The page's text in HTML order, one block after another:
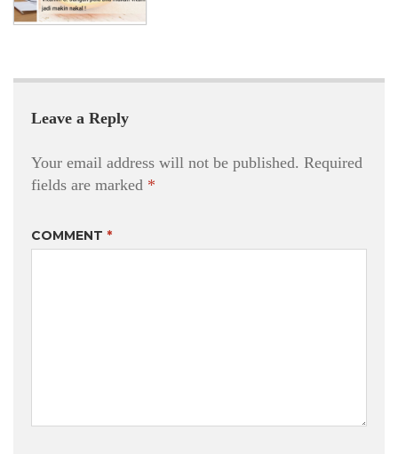
Leave a Reply
Your email address will not be published. Required
fields are marked *
COMMENT *